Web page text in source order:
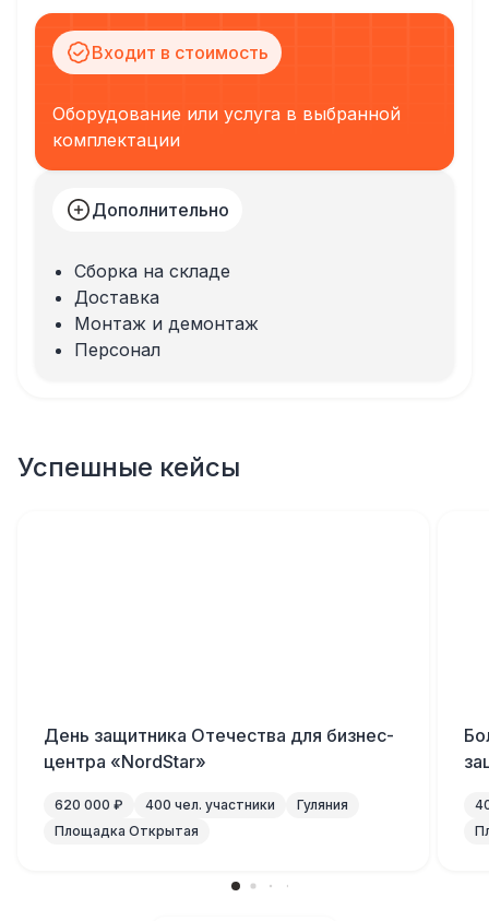
Входит в стоимость
Оборудование или услуга в выбранной
комплектации
Дополнительно
Сборка на складе
Доставка
Монтаж и демонтаж
Персонал
Успешные кейсы
День защитника Отечества для бизнес-
центра «NordStar»
620 000 ₽ 400 чел. участники
Гуляния
Площадка Открытая